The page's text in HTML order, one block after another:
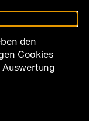
den
Cookies